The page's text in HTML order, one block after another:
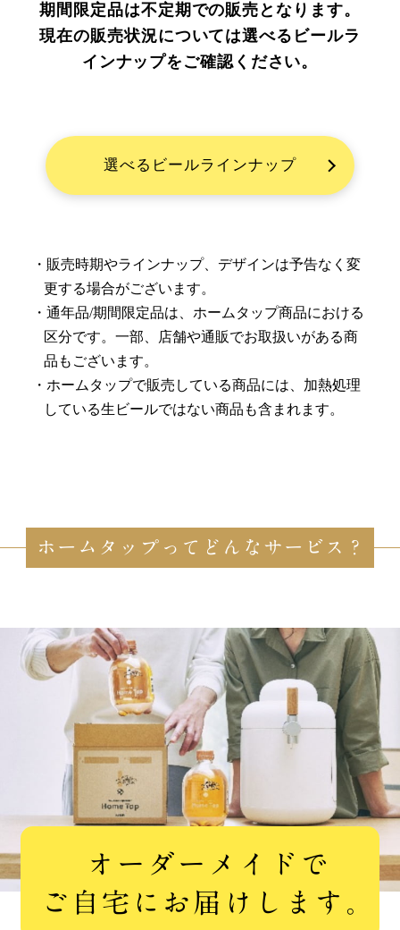
期間限定品は不定期での販売となります。
現在の販売状況については選べるビールラ
インナップをご確認ください。
選べるビールラインナップ
販売時期やラインナップ、デザインは予告なく変
更する場合がございます。
通年品/期間限定品は、ホームタップ商品における
区分です。一部、店舗や通販でお取扱いがある商
品もございます。
ホームタップで販売している商品には、加熱処理
している生ビールではない商品も含まれます。
ホームタップってどんなサービス？
オーダーメイドで
ご自宅にお届けします。